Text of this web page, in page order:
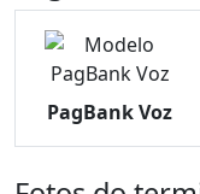
PagBank Voz